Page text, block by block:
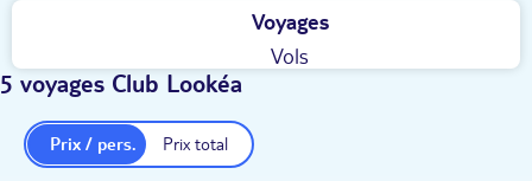
Voyages
Vols
5 voyages Club Lookéa
Prix total
Prix / pers.